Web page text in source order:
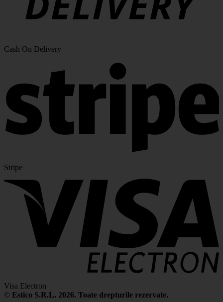
Cash On Delivery
Stripe
Visa Electron
© Estico S.R.L. 2026. Toate drepturile rezervate.